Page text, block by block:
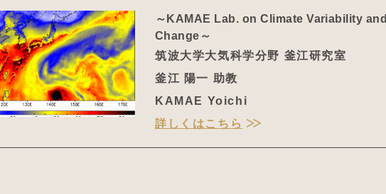
～KAMAE Lab. on Climate Variability and
Change～
筑波大学大気科学分野 釜江研究室
釜江 陽一 助教
KAMAE Yoichi
詳しくはこちら